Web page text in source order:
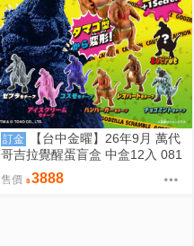
訂金
【台中金曜】26年9月 萬代
哥吉拉覺醒蛋盲盒 中盒12入 081
2
售價 3888